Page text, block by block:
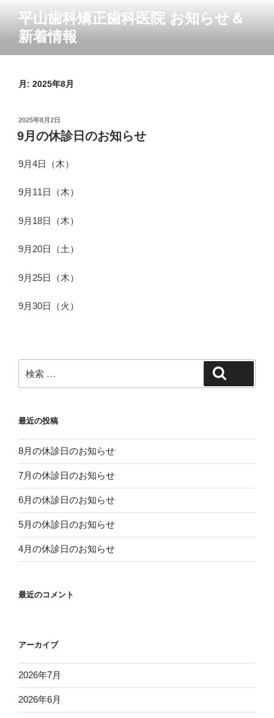
平山歯科矯正歯科医院 お知らせ＆
新着情報
月: 2025年8月
投
稿
日:
2025年8月2日
9月の休診日のお知らせ
9月4日（木）
9月11日（木）
9月18日（木）
9月20日（土）
9月25日（木）
9月30日（火）
索:
最近の投稿
8月の休診日のお知らせ
7月の休診日のお知らせ
6月の休診日のお知らせ
5月の休診日のお知らせ
4月の休診日のお知らせ
最近のコメント
アーカイブ
2026年7月
2026年6月